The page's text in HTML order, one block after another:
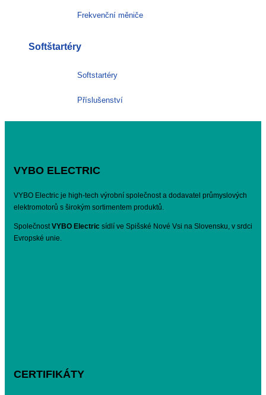
Frekvenční měniče
Softštartéry
Softstartéry
Příslušenství
VYBO ELECTRIC
VYBO Electric je high-tech výrobní společnost a dodavatel průmyslových
elektromotorů s širokým sortimentem produktů.
SpolečnostVYBO Electric sídlí ve Spišské Nové Vsi na Slovensku, v srdci
Evropské unie.
CERTIFIKÁTY